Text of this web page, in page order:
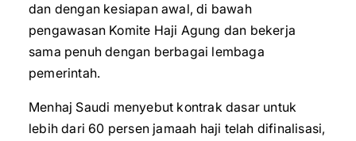
dan dengan kesiapan awal, di bawah
pengawasan Komite Haji Agung dan bekerja
sama penuh dengan berbagai lembaga
pemerintah.
Menhaj Saudi menyebut kontrak dasar untuk
lebih dari 60 persen jamaah haji telah difinalisasi,